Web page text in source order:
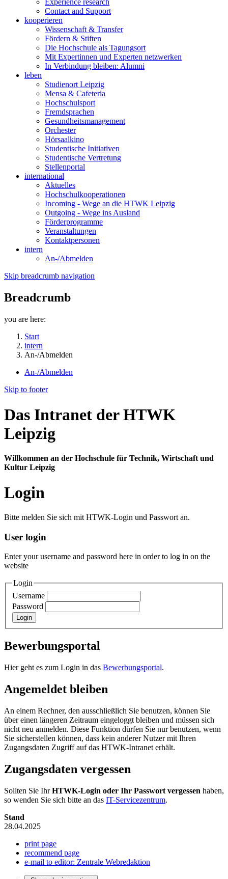
Experience research
Contact and Support
kooperieren
Wissenschaft & Transfer
Fördern & Stiften
Die Hochschule als Tagungsort
Mit Expertinnen und Experten netzwerken
In Verbindung bleiben: Alumni
leben
Studienort Leipzig
Mensa & Cafeteria
Hochschulsport
Fremdsprachen
Gesundheitsmanagement
Orchester
Hörsaalkino
Studentische Initiativen
Studentische Vertretung
Stellenportal
international
Aktuelles
Hochschulkooperationen
Incoming - Wege an die HTWK Leipzig
Outgoing - Wege ins Ausland
Förderprogramme
Veranstaltungen
Kontaktpersonen
intern
An-/Abmelden
Skip breadcrumb navigation
Breadcrumb
you are here:
Start
intern
An-/Abmelden
An-/Abmelden
Skip to footer
Das Intranet der HTWK
Leipzig
Willkommen an der Hochschule für Technik, Wirtschaft und
Kultur Leipzig
Login
Bitte melden Sie sich mit HTWK-Login und Passwort an.
User login
Enter your username and password here in order to log in on the
website
Login
Username
Password
Bewerbungsportal
Hier geht es zum Login in das Bewerbungsportal.
Angemeldet bleiben
An einem Rechner, den ausschließlich Sie benutzen, können Sie
über einen längeren Zeitraum eingeloggt bleiben und müssen sich
nicht neu anmelden. Diese Funktion dürfen Sie nur benutzen, wenn
Sie sicherstellen können, dass kein anderer Nutzer mit Ihren
Zugangsdaten Zugriff auf das HTWK-Intranet erhält.
Zugangsdaten vergessen
Sollten Sie IhrHTWK-Login oder Ihr Passwort vergessen haben,
so wenden Sie sich bitte an das IT-Servicezentrum.
Stand
28.04.2025
print page
recommend page
e-mail to editor: Zentrale Webredaktion